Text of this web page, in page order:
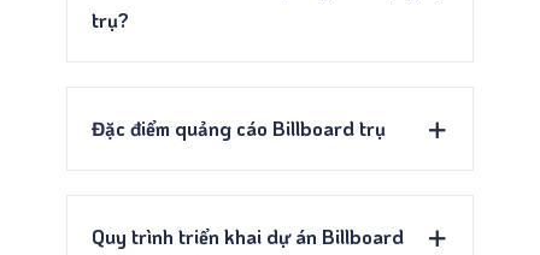
trụ?
Đặc điểm quảng cáo Billboard trụ
Quy trình triển khai dự án Billboard